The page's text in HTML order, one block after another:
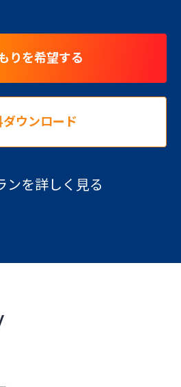
りを希望する
ダウンロード
ンを詳しく見る